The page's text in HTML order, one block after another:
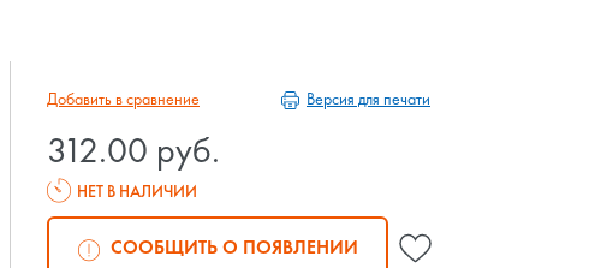
Добавить в сравнение Версия для печати
312.00 руб.
НЕТ В НАЛИЧИИ
СООБЩИТЬ О ПОЯВЛЕНИИ